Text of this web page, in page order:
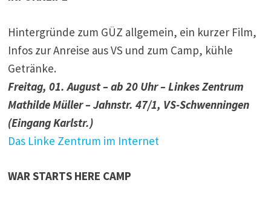
Hintergründe zum GÜZ allgemein, ein kurzer Film,
Infos zur Anreise aus VS und zum Camp, kühle
Getränke.
Freitag, 01. August – ab 20 Uhr – Linkes Zentrum
Mathilde Müller – Jahnstr. 47/1, VS-Schwenningen
(Eingang Karlstr.)
Das Linke Zentrum im Internet
WAR STARTS HERE CAMP